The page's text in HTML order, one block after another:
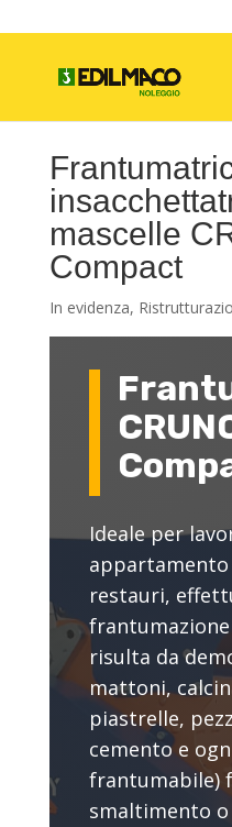
mascelle
Compact
In evidenza,
Ideale per
appartamento
restauri,
risulta da
mattoni,
piastrelle,
cemento e
frantumabile)
smaltimento